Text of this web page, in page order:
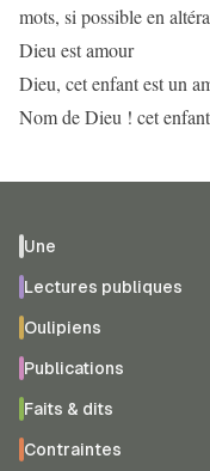
mots, si possible en
Dieu est amour
Dieu, cet enfant est un
Nom de Dieu ! cet
Une
Lectures publiques
Oulipiens
Publications
Faits & dits
Contraintes